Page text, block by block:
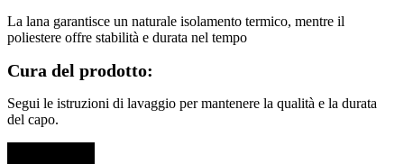
La lana garantisce un naturale isolamento termico, mentre il
poliestere offre stabilità e durata nel tempo
Cura del prodotto:
Segui le istruzioni di lavaggio per mantenere la qualità e la durata
del capo.